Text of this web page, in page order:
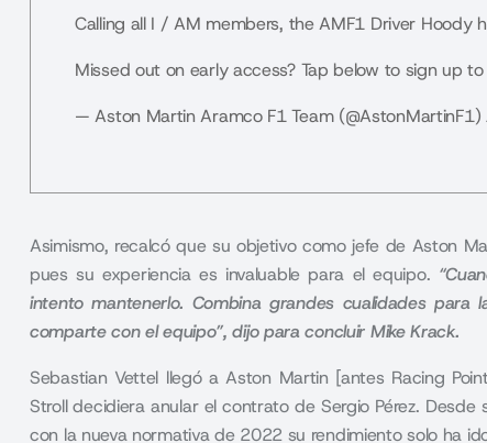
Calling all I / AM members, the AMF1 Driver Hoody
Missed out on early access? Tap below to sign up
— Aston Martin Aramco F1 Team (@AstonMartinF1)
Asimismo, recalcó que su objetivo como jefe de Aston
pues su experiencia es invaluable para el equipo.
intento mantenerlo. Combina grandes cualidades
comparte con el equipo”, dijo para concluir Mike Krack.
Sebastian Vettel llegó a Aston Martin [antes Racing
Stroll decidiera anular el contrato de Sergio Pérez.
con la nueva normativa de 2022 su rendimiento solo ha